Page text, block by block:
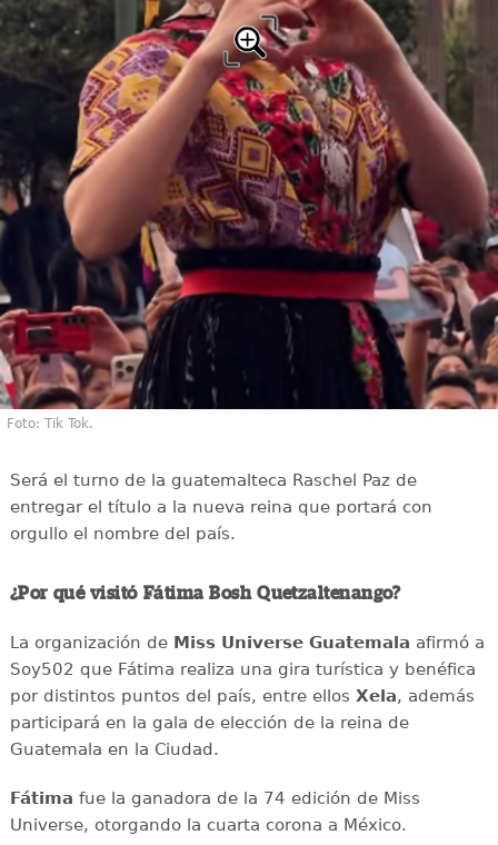
Foto: Tik Tok.
Será el turno de la guatemalteca Raschel Paz de
entregar el título a la nueva reina que portará con
orgullo el nombre del país.
¿Por qué visitó Fátima Bosh Quetzaltenango?
La organización de Miss Universe Guatemala afirmó a
Soy502 que Fátima realiza una gira turística y benéfica
por distintos puntos del país, entre ellos Xela, además
participará en la gala de elección de la reina de
Guatemala en la Ciudad.
Fátima fue la ganadora de la 74 edición de Miss
Universe, otorgando la cuarta corona a México.